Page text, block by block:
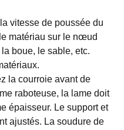
vitesse de poussée du
matériau sur le nœud
boue, le sable, etc.
la courroie avant de
raboteuse, la lame doit
épaisseur. Le support et
ajustés. La soudure de